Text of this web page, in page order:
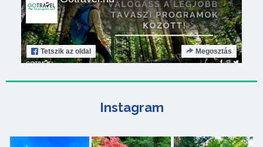
Tetszik az oldal Megosztás
Instagram